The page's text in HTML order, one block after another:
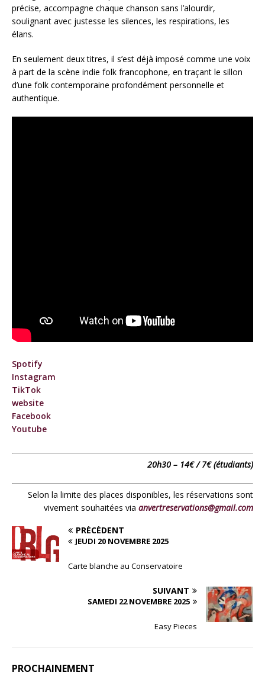
précise, accompagne chaque chanson sans l’alourdir,
soulignant avec justesse les silences, les respirations, les
élans.
En seulement deux titres, il s’est déjà imposé comme une voix
à part de la scène indie folk francophone, en traçant le sillon
d’une folk contemporaine profondément personnelle et
authentique.
Spotify
Instagram
TikTok
website
Facebook
Youtube
20h30 – 14€ / 7€ (étudiants)
Selon la limite des places disponibles, les réservations sont
vivement souhaitées via anvertreservations@gmail.com
PRÉCÉDENT
JEUDI 20 NOVEMBRE 2025
Carte blanche au Conservatoire
SUIVANT
SAMEDI 22 NOVEMBRE 2025
Easy Pieces
PROCHAINEMENT